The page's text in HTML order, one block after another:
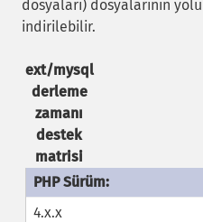
dosyaları) dosyalarının
indirilebilir.
ext/mysql
derleme
zamanı
destek
matrisi
4.x.x